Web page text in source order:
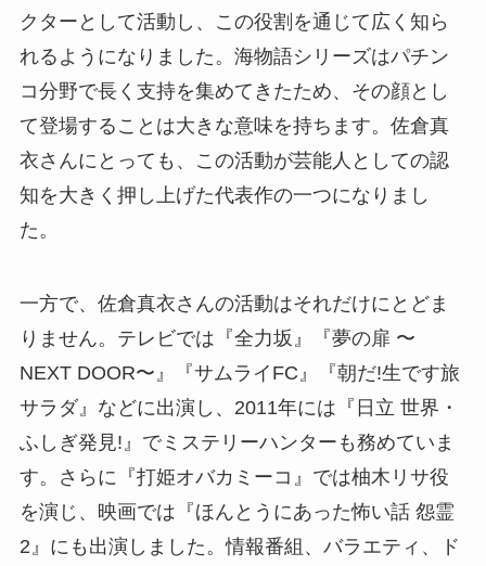
クターとして活動し、この役割を通じて広く知ら
れるようになりました。海物語シリーズはパチン
コ分野で長く支持を集めてきたため、その顔とし
て登場することは大きな意味を持ちます。佐倉真
衣さんにとっても、この活動が芸能人としての認
知を大きく押し上げた代表作の一つになりまし
た。
一方で、佐倉真衣さんの活動はそれだけにとどま
りません。テレビでは『全力坂』『夢の扉 〜
NEXT DOOR〜』『サムライFC』『朝だ!生です旅
サラダ』などに出演し、2011年には『日立 世界・
ふしぎ発見!』でミステリーハンターも務めていま
す。さらに『打姫オバカミーコ』では柚木リサ役
を演じ、映画では『ほんとうにあった怖い話 怨霊
2』にも出演しました。情報番組、バラエティ、ド